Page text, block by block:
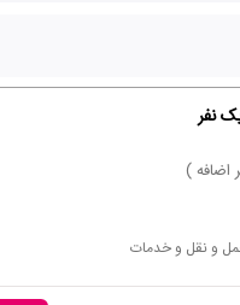
نفر
اضافه )
و نقل و خدمات